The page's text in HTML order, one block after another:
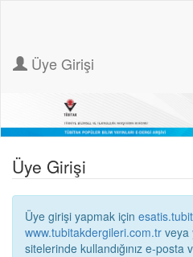
Üye Girişi
Üye Girişi
Üye girişi yapmak için
www.tubitakdergileri.com.tr veya
sitelerinde kullandığınız e-posta